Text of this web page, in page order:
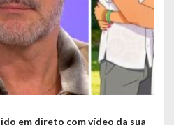
em direto com vídeo da sua